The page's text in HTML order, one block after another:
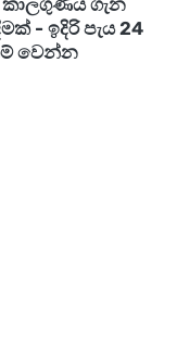
මෙම මත්ද්‍රව්‍ය
වැඩිදුර
සිදුකරනු
කාලගුණය ගැන
- ඉදිරි පැය 24
වෙන්න